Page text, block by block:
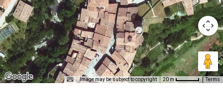
Image may be subject to copyright 20 m Terms